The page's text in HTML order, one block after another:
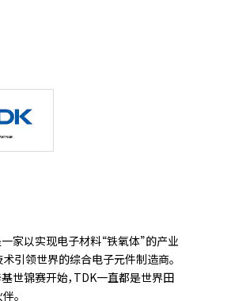
家以实现电子材料“铁氧体”的产业
引领世界的综合电子元件制造商。
世锦赛开始，TDK一直都是世界田
。